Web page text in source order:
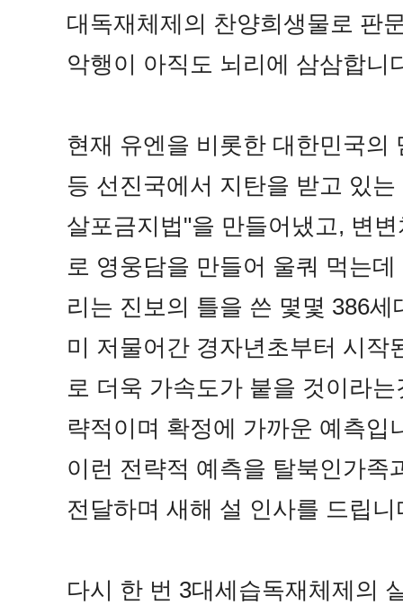
대독재체제의 찬양희생물로 판
악행이 아직도 뇌리에 삼삼합니
현재 유엔을 비롯한 대한민국의
등 선진국에서 지탄을 받고 있
살포금지법"을 만들어냈고, 변
로 영웅담을 만들어 울쿼 먹는
리는 진보의 틀을 쓴 몇몇 386
미 저물어간 경자년초부터 시작
로 더욱 가속도가 붙을 것이라
략적이며 확정에 가까운 예측입
이런 전략적 예측을 탈북인가족
전달하며 새해 설 인사를 드립니
다시 한 번 3대세습독재체제의